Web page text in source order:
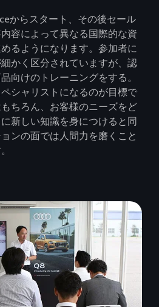
からスタート、その後セール
容によって異なる国際的な資
るようになります。参加者に
かく区分されていますが、認
向けのトレーニングをする。
シャリストになるのが目標で
ちろん、お客様のニーズをど
新しい知識を身につけると同
ンの面では人間力を磨くこと